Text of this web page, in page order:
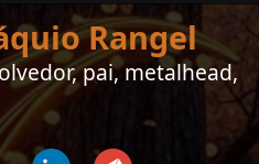
Rangel
pai, metalhead,